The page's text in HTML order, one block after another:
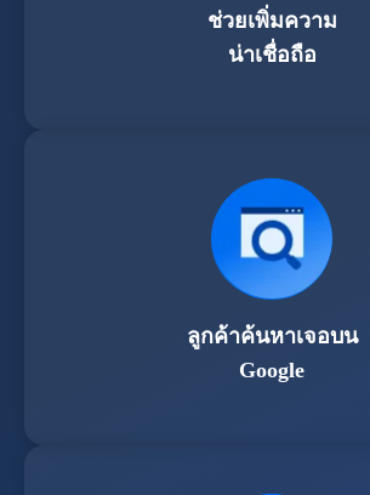
ช่วยเพิ่มความ
น่าเชื่อถือ
ลูกค้าค้นหาเจอบน
Google